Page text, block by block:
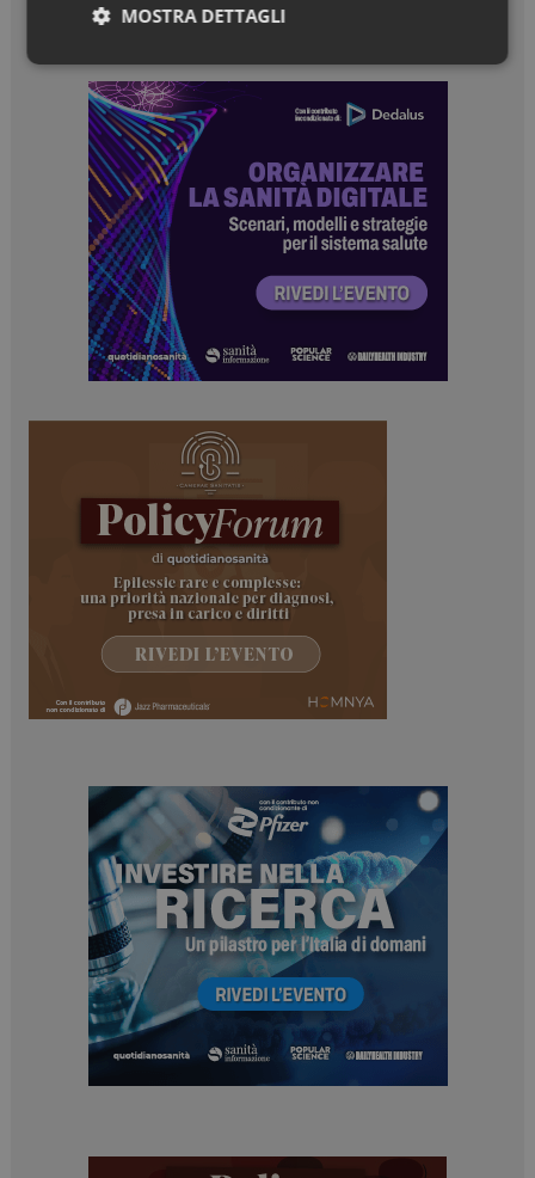
MOSTRA DETTAGLI
Necessari Marketing
Necessari Marketing
I cookie necessari contribuiscono a rendere fruibile il
sito web abilitandone funzionalità di base quali la
navigazione sulle pagine e l'accesso alle aree
protette del sito. Il sito web non è in grado di
funzionare correttamente senza questi cookie.
_ga
ARRAffinitySameSite
Microsoft Corporation
.www.dailyhealthindustry.it